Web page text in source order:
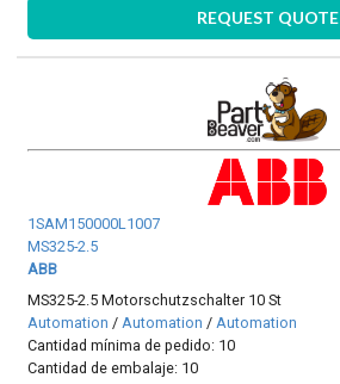
REQUEST QUOTE
1SAM150000L1007
MS325-2.5
ABB
MS325-2.5 Motorschutzschalter 10 St
Automation / Automation / Automation
Cantidad mínima de pedido: 10
Cantidad de embalaje: 10